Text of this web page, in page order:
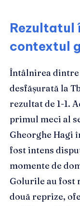
contextul
Întâlnirea dintre
desfășurată la
rezultat de 1-1.
primul meci al
Gheorghe Hagi
fost intens
momente de
Golurile au fost
două reprize,